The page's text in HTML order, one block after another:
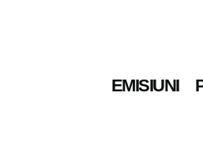
EMISIUNI